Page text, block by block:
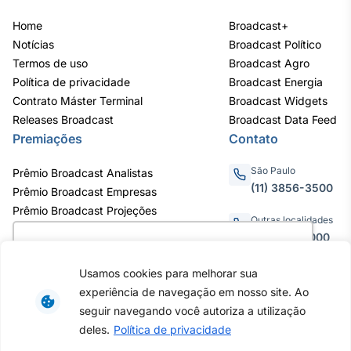
como você interage em nosso site e
personalizar conteúdo. Ao utilizar este site, você
concorda com o uso de cookies.
Saiba mais
Usamos cookies para melhorar sua
experiência de navegação em nosso site. Ao
seguir navegando você autoriza a utilização
deles. Política de privacidade
Home
Notícias
Termos de uso
Política de privacidade
Contrato Máster Terminal
Releases Broadcast
Broadcast+
Broadcast Político
Broadcast Agro
Broadcast Energia
Broadcast Widgets
Broadcast Data Feed
Premiações
Prêmio Broadcast Analistas
Prêmio Broadcast Empresas
Prêmio Broadcast Projeções
Contato
São Paulo
(11) 3856-3500
Outras localidades
0800.011.3000
Av. Eng. Caetano Álvares, 55 - 3º e
6º andar, Bairro do Limão, São
Paulo / SP, CEP 02598-900 -